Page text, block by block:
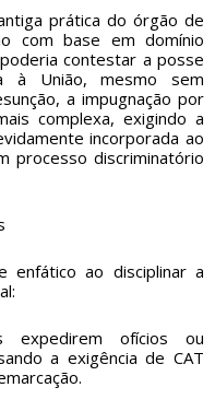
prática do órgão de
com base em domínio
contestar a posse
à União, mesmo sem
a impugnação por
complexa, exigindo a
incorporada ao
processo discriminatório
enfático ao disciplinar a
expedirem ofícios ou
a exigência de CAT